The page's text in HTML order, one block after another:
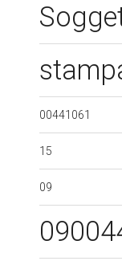
00441061
15
09